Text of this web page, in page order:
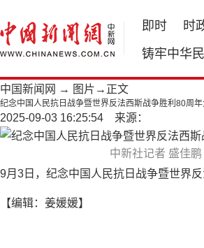
即时 时
铸牢中华
中国新闻网 → 图片 →正文
纪念中国人民抗日战争暨世界反法西斯战争胜利80周
2025-09-03 16:25:54 来源：
中新社记者 盛佳鹏
9月3日，纪念中国人民抗日战争暨世界
【编辑：姜媛媛】